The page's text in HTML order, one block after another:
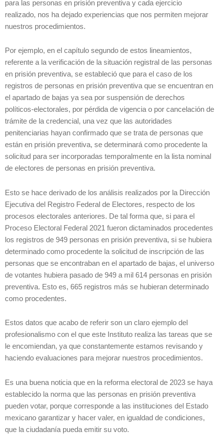
para las personas en prisión preventiva y cada ejercicio
realizado, nos ha dejado experiencias que nos permiten mejorar
nuestros procedimientos.
Por ejemplo, en el capítulo segundo de estos lineamientos,
referente a la verificación de la situación registral de las personas
en prisión preventiva, se estableció que para el caso de los
registros de personas en prisión preventiva que se encuentran en
el apartado de bajas ya sea por suspensión de derechos
políticos-electorales, por pérdida de vigencia o por cancelación de
trámite de la credencial, una vez que las autoridades
penitenciarias hayan confirmado que se trata de personas que
están en prisión preventiva, se determinará como procedente la
solicitud para ser incorporadas temporalmente en la lista nominal
de electores de personas en prisión preventiva.
Esto se hace derivado de los análisis realizados por la Dirección
Ejecutiva del Registro Federal de Electores, respecto de los
procesos electorales anteriores. De tal forma que, si para el
Proceso Electoral Federal 2021 fueron dictaminados procedentes
los registros de 949 personas en prisión preventiva, si se hubiera
determinado como procedente la solicitud de inscripción de las
personas que se encontraban en el apartado de bajas, el universo
de votantes hubiera pasado de 949 a mil 614 personas en prisión
preventiva. Esto es, 665 registros más se hubieran determinado
como procedentes.
Estos datos que acabo de referir son un claro ejemplo del
profesionalismo con el que este Instituto realiza las tareas que se
le encomiendan, ya que constantemente estamos revisando y
haciendo evaluaciones para mejorar nuestros procedimientos.
Es una buena noticia que en la reforma electoral de 2023 se haya
establecido la norma que las personas en prisión preventiva
pueden votar, porque corresponde a las instituciones del Estado
mexicano garantizar y hacer valer, en igualdad de condiciones,
que la ciudadanía pueda emitir su voto.